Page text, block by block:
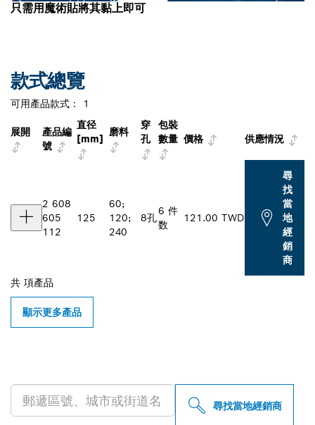
只需用魔術貼將其黏上即可
款式總覽
可用產品款式： 1
展開
產品編
號
直径
[mm]
磨料
穿
孔
包裝
數量 價格 供應情況
2 608
605
112
125
60;
120;
240
8孔
6 件
数
121.00 TWD
尋
找
當
地
經
銷
商
共 項產品
顯示更多產品
尋找當地經銷商